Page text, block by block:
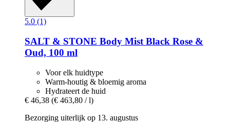
5.0 (1)
SALT & STONE Body Mist Black Rose &
Oud, 100 ml
Voor elk huidtype
Warm-houtig & bloemig aroma
Hydrateert de huid
€ 46,38 (€ 463,80 / l)
Bezorging uiterlijk op 13. augustus